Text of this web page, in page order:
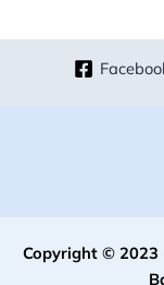
Copyright © 2023